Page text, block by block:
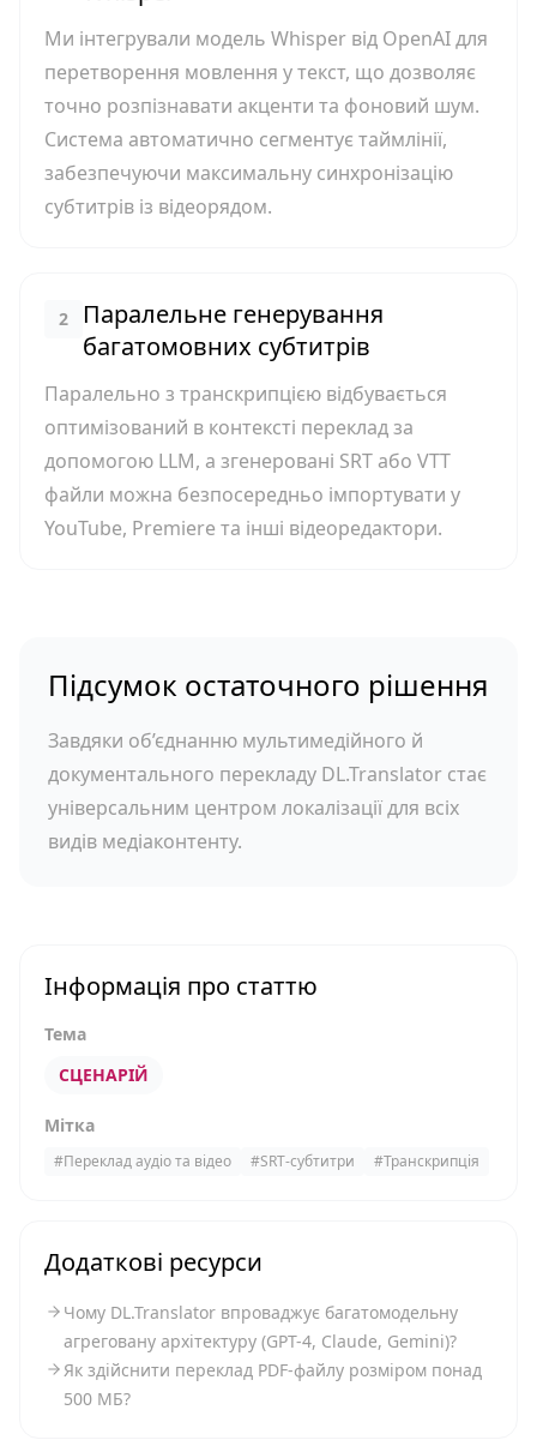
Ми інтегрували модель Whisper від OpenAI для
перетворення мовлення у текст, що дозволяє
точно розпізнавати акценти та фоновий шум.
Система автоматично сегментує таймлінії,
забезпечуючи максимальну синхронізацію
субтитрів із відеорядом.
2
Паралельне генерування
багатомовних субтитрів
Паралельно з транскрипцією відбувається
оптимізований в контексті переклад за
допомогою LLM, а згенеровані SRT або VTT
файли можна безпосередньо імпортувати у
YouTube, Premiere та інші відеоредактори.
Підсумок остаточного рішення
Завдяки об’єднанню мультимедійного й
документального перекладу DL.Translator стає
універсальним центром локалізації для всіх
видів медіаконтенту.
Інформація про статтю
Тема
СЦЕНАРІЙ
Мітка
#Переклад аудіо та відео #SRT-субтитри #Транскрипція
Додаткові ресурси
Чому DL.Translator впроваджує багатомодельну
агреговану архітектуру (GPT-4, Claude, Gemini)?
Як здійснити переклад PDF-файлу розміром понад
500 МБ?